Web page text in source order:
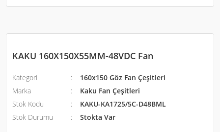
KAKU 160X150X55MM-48VDC Fan
Kategori
160x150 Göz Fan Çeşitleri
Marka
Kaku Fan Çeşitleri
Stok Kodu
KAKU-KA1725/5C-D48BML
Stok Durumu
Stokta Var